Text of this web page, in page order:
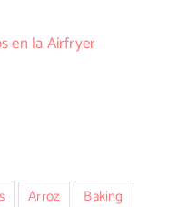
en la Airfryer
Arroz
Baking